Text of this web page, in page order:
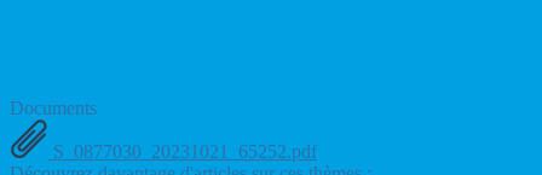
Documents
S_0877030_20231021_65252.pdf